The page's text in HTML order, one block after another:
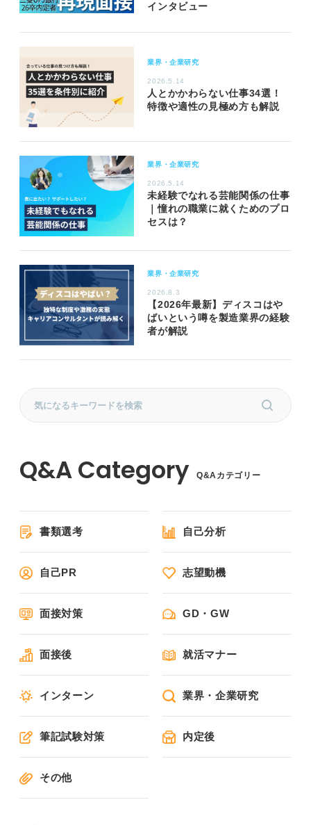
インタビュー
業界・企業研究
2026.5.14
人とかかわらない仕事34選！
特徴や適性の見極め方も解説
業界・企業研究
2026.5.14
未経験でなれる芸能関係の仕事
｜憧れの職業に就くためのプロ
セスは？
業界・企業研究
2026.8.3
【2026年最新】ディスコはや
ばいという噂を製造業界の経験
者が解説
Q&Aカテゴリー
書類選考 自己分析
自己PR 志望動機
面接対策 GD・GW
面接後 就活マナー
インターン 業界・企業研究
筆記試験対策 内定後
その他